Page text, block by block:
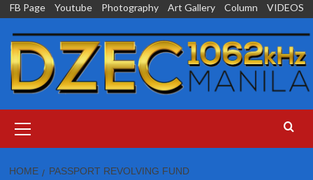
Skip
content
FB Page Youtube Photography Art Gallery Column VIDEOS
Menu
HOME PASSPORT REVOLVING FUND